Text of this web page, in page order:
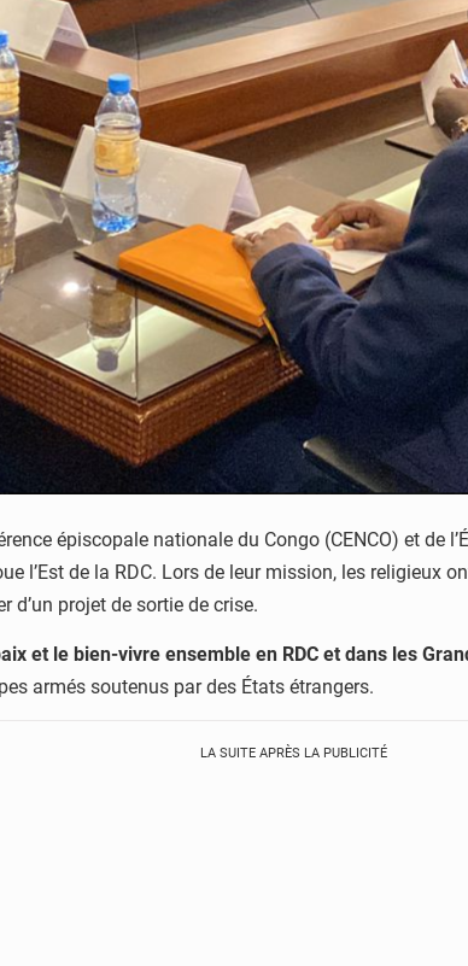
épiscopale nationale du Congo (CENCO) et de
l’Est de la RDC. Lors de leur mission, les religieux
d’un projet de sortie de crise.
et le bien-vivre ensemble en RDC et dans les
armés soutenus par des États étrangers.
LA SUITE APRÈS LA PUBLICITÉ